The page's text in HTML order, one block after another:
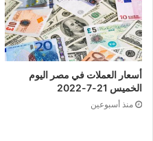
أسعار العملات في مصر اليوم
الخميس 21-7-2022
منذ أسبوعين